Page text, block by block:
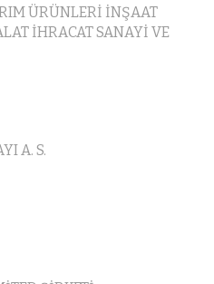
ÜRÜNLERİ İNŞAAT
İHRACAT SANAYİ VE
A. S.